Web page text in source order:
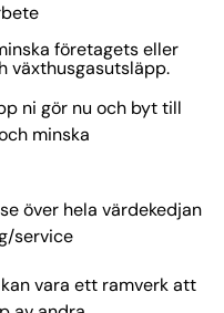
företagets eller
växthusgasutsläpp.
ni gör nu och byt till
minska
över hela värdekedjan
service
vara ett ramverk att